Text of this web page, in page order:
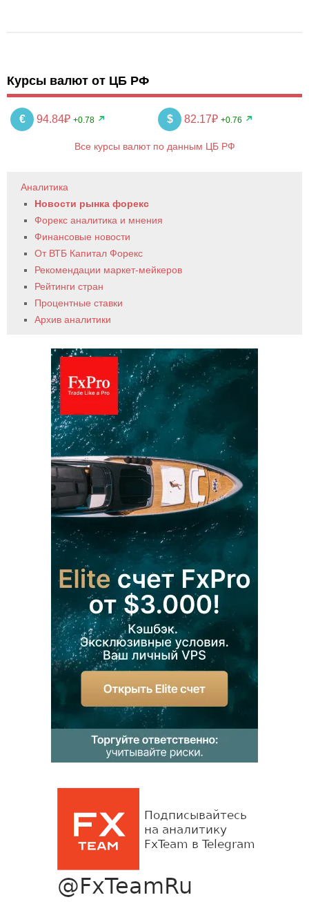
Курсы валют от ЦБ РФ
€ 94.84₽ +0.78 $ 82.17₽ +0.76
Все курсы валют по данным ЦБ РФ
Аналитика
Новости рынка форекс
Форекс аналитика и мнения
Финансовые новости
От ВТБ Капитал Форекс
Рекомендации маркет-мейкеров
Рейтинги стран
Процентные ставки
Архив аналитики